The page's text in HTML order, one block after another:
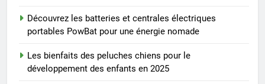
Découvrez les batteries et centrales électriques
portables PowBat pour une énergie nomade
Les bienfaits des peluches chiens pour le
développement des enfants en 2025